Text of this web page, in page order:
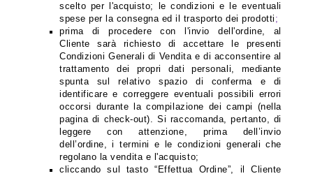
scelto per l'acquisto; le condizioni e le eventuali
spese per la consegna ed il trasporto dei prodotti ;
prima di procedere con l'invio dell'ordine, al
Cliente sarà richiesto di accettare le presenti
Condizioni Generali di Vendita e di acconsentire al
trattamento dei propri dati personali, mediante
spunta sul relativo spazio di conferma e di
identificare e correggere eventuali possibili errori
occorsi durante la compilazione dei campi (nella
pagina di check-out). Si raccomanda, pertanto, di
leggere con attenzione, prima dell’invio
dell’ordine, i termini e le condizioni generali che
regolano la vendita e l'acquisto;
cliccando sul tasto “Effettua Ordine”, il Cliente